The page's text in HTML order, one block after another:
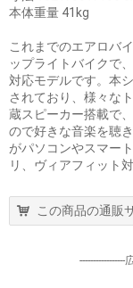
本体重量 41kg
これまでのエアロバ
ップライトバイクで
対応モデルです。本
されており、様々な
蔵スピーカー搭載で
ので好きな音楽を聴
がパソコンやスマー
リ、ヴィアフィット
この商品の通販